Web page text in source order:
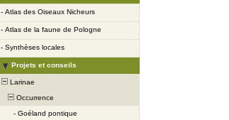
- Atlas des Oiseaux Nicheurs
- Atlas de la faune de Pologne
- Synthèses locales
Projets et conseils
Larinae
Occurrence
- Goéland pontique